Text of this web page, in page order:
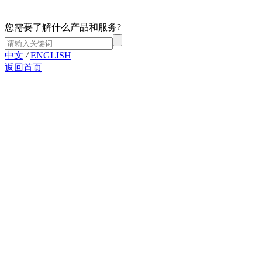
您需要了解什么产品和服务?
中文 / ENGLISH
返回首页